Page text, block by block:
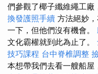
們參觀了椰子纖維繩工廠
換發護照手續 方法絕妙
一下，但他們沒有機會。
文化霸權就到此為止了。
技巧課程 台中脊椎調整
本想帶我們去看一艘船屋